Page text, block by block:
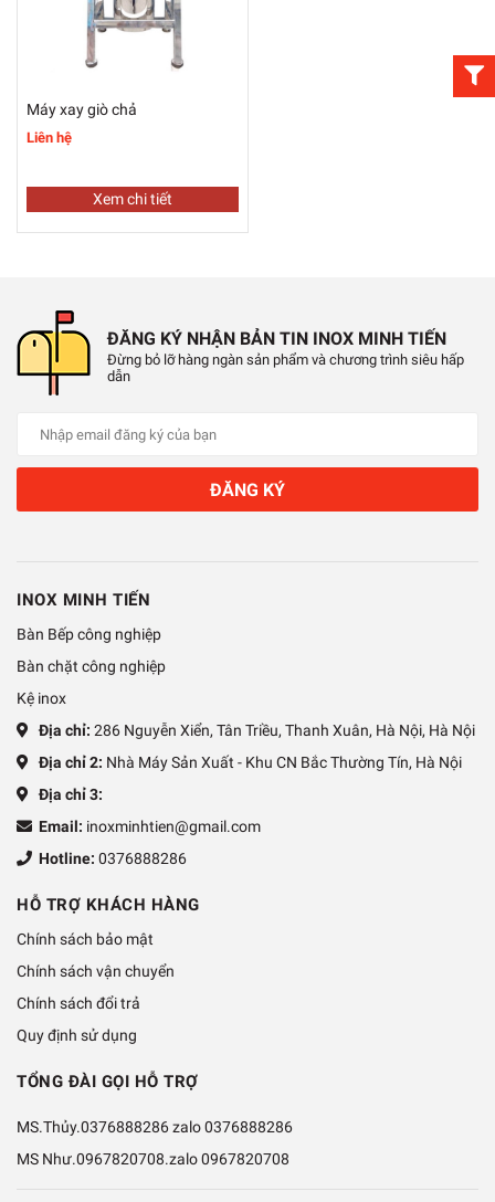
Máy xay giò chả
Liên hệ
Xem chi tiết
ĐĂNG KÝ NHẬN BẢN TIN INOX MINH TIẾN
Đừng bỏ lỡ hàng ngàn sản phẩm và chương trình siêu hấp
dẫn
ĐĂNG KÝ
INOX MINH TIẾN
Bàn Bếp công nghiệp
Bàn chặt công nghiệp
Kệ inox
Địa chỉ: 286 Nguyễn Xiển, Tân Triều, Thanh Xuân, Hà Nội, Hà Nội
Địa chỉ 2: Nhà Máy Sản Xuất - Khu CN Bắc Thường Tín, Hà Nội
Địa chỉ 3:
Email: inoxminhtien@gmail.com
Hotline: 0376888286
HỖ TRỢ KHÁCH HÀNG
Chính sách bảo mật
Chính sách vận chuyển
Chính sách đổi trả
Quy định sử dụng
TỔNG ĐÀI GỌI HỖ TRỢ
MS.Thủy.0376888286 zalo0376888286
MS Như.0967820708.zalo0967820708